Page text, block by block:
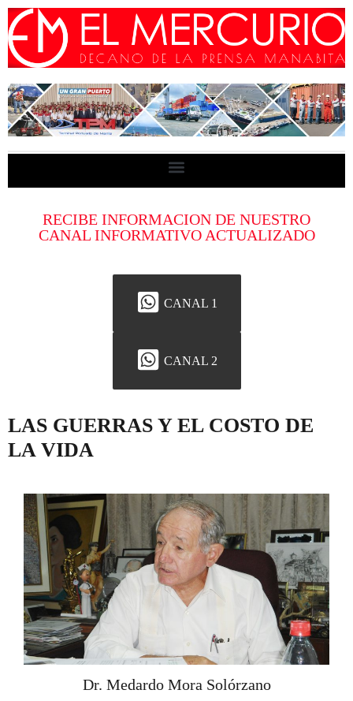
RECIBE INFORMACION DE NUESTRO
CANAL INFORMATIVO ACTUALIZADO
CANAL 1
CANAL 2
LAS GUERRAS Y EL COSTO DE
LA VIDA
Dr. Medardo Mora Solórzano